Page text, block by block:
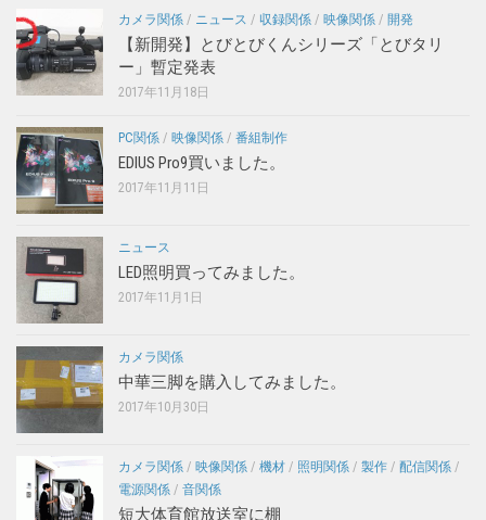
カメラ関係 / ニュース / 収録関係 / 映像関係 / 開発
【新開発】とびとびくんシリーズ「とびタリ
ー」暫定発表
2017年11月18日
PC関係 / 映像関係 / 番組制作
EDIUS Pro9買いました。
2017年11月11日
ニュース
LED照明買ってみました。
2017年11月1日
カメラ関係
中華三脚を購入してみました。
2017年10月30日
カメラ関係 / 映像関係 / 機材 / 照明関係 / 製作 / 配信関係 /
電源関係 / 音関係
短大体育館放送室に棚